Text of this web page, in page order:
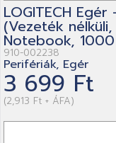
LOGITECH Egér
(Vezeték
Notebook,
910-002238
Perifériák, Egér
3 699 Ft
(2,913 Ft + ÁFA)